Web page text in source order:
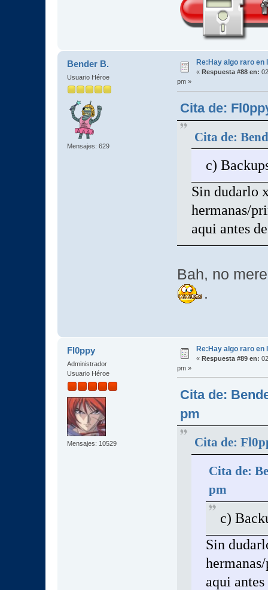
Bender B.
Usuario Héroe
Mensajes: 629
Re:Hay algo raro en
« Respuesta #88 en:
pm »
Cita de:
Cita de:
c)
Sin dudarlo
hermanas/
aqui antes
Bah, no
.
Fl0ppy
Administrador
Usuario Héroe
Mensajes: 10529
Re:Hay algo raro en
« Respuesta #89 en:
pm »
Cita de:
pm
Cita de:
Cita de:
pm
c)
Sin
aqui